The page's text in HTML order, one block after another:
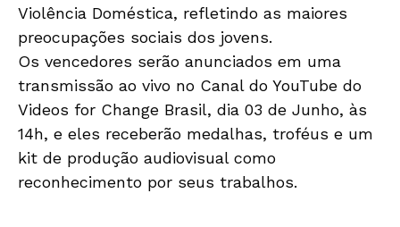
Violência Doméstica, refletindo as maiores
preocupações sociais dos jovens.
Os vencedores serão anunciados em uma
transmissão ao vivo no Canal do YouTube do
Videos for Change Brasil, dia 03 de Junho, às
14h, e eles receberão medalhas, troféus e um
kit de produção audiovisual como
reconhecimento por seus trabalhos.